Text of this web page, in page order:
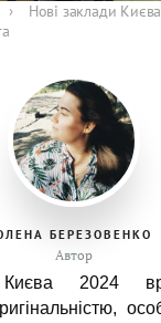
›
Нові заклади
БЕРЕЗОВЕНКО
Автор
2024